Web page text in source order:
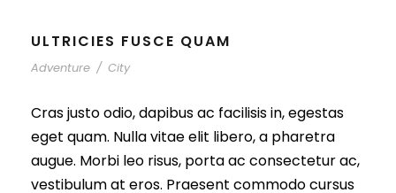
ULTRICIES FUSCE QUAM
Adventure / City
Cras justo odio, dapibus ac facilisis in, egestas
eget quam. Nulla vitae elit libero, a pharetra
augue. Morbi leo risus, porta ac consectetur ac,
vestibulum at eros. Praesent commodo cursus